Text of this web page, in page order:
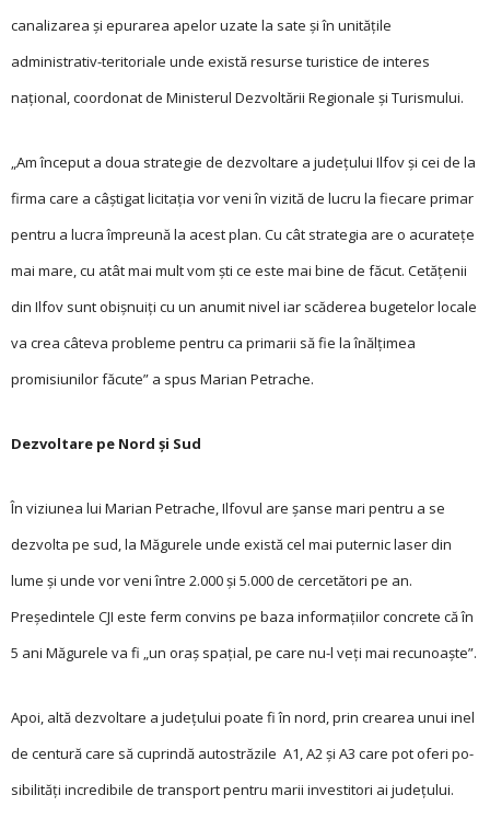
canalizarea și epurarea apelor uzate la sate și în unităţile
administrativ-teritoriale unde există resurse turistice de interes
naţional, coordonat de Ministerul Dezvoltării Regionale și Turismului.
„Am început a doua strategie de dezvoltare a județului Ilfov și cei de la
firma care a câștigat licitaţia vor veni în vizită de lucru la fiecare primar
pentru a lucra împreună la acest plan. Cu cât strategia are o acurateţe
mai mare, cu atât mai mult vom ști ce este mai bine de făcut. Cetăţenii
din Ilfov sunt obișnuiţi cu un anumit nivel iar scăderea bugetelor locale
va crea câteva probleme pentru ca primarii să fie la înălţimea
promisiunilor făcute” a spus Marian Petrache.
Dezvoltare pe Nord și Sud
În viziunea lui Marian Petrache, Ilfovul are șanse mari pentru a se
dezvolta pe sud, la Măgurele unde există cel mai puternic laser din
lume și unde vor veni între 2.000 și 5.000 de cercetători pe an.
Președintele CJI este ferm convins pe baza infor­ma­ţiilor concrete că în
5 ani Mă­gurele va fi „un oraș spa­ţial, pe care nu-l veţi mai re­cunoaște”.
Apoi, altă dezvoltare a judeţului poate fi în nord, prin crearea unui inel
de centură care să cuprindă autostrăzile A1, A2 și A3 care pot oferi po­
sibilităţi incredibile de transport pentru marii investitori ai judeţului.